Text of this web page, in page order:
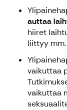
auttaa
hiiret
liittyy
vaikuttaa
vaikuttaa